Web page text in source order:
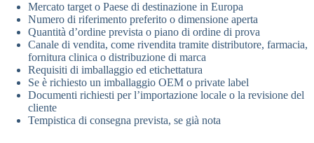
Mercato target o Paese di destinazione in Europa
Numero di riferimento preferito o dimensione aperta
Quantità d’ordine prevista o piano di ordine di prova
Canale di vendita, come rivendita tramite distributore, farmacia,
fornitura clinica o distribuzione di marca
Requisiti di imballaggio ed etichettatura
Se è richiesto un imballaggio OEM o private label
Documenti richiesti per l’importazione locale o la revisione del
cliente
Tempistica di consegna prevista, se già nota